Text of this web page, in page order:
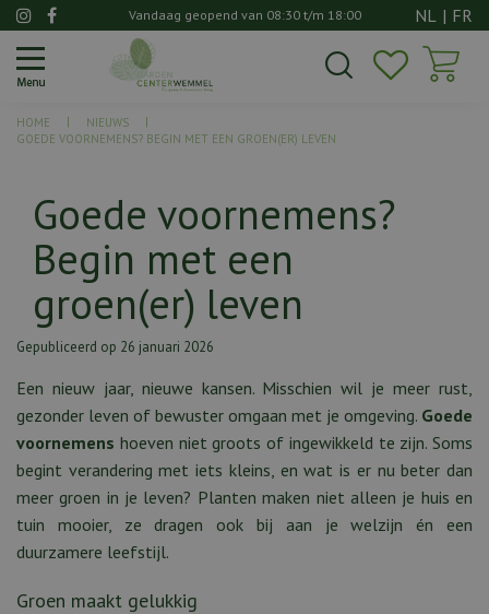
a
HOME
NIEUWS
GOEDE VOORNEMENS? BEGIN MET EEN GROEN(ER) LEVEN
Vandaag geopend van 08:30t/m 18:00 NL | FR
Goede voornemens?
Begin met een
groen(er) leven
Gepubliceerd op 26 januari 2026
Een nieuw jaar, nieuwe kansen. Misschien wil je meer rust,
gezonder leven of bewuster omgaan met je omgeving. Goede
voornemens hoeven niet groots of ingewikkeld te zijn. Soms
begint verandering met iets kleins, en wat is er nu beter dan
meer groen in je leven? Planten maken niet alleen je huis en
tuin mooier, ze dragen ook bij aan je welzijn én een
duurzamere leefstijl.
Groen maakt gelukkig